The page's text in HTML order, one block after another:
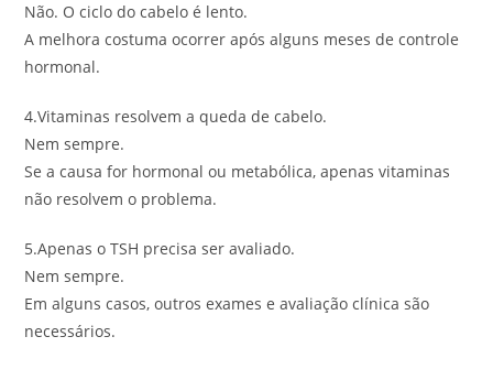
Não. O ciclo do cabelo é lento.
A melhora costuma ocorrer após alguns meses de controle
hormonal.
4.Vitaminas resolvem a queda de cabelo.
Nem sempre.
Se a causa for hormonal ou metabólica, apenas vitaminas
não resolvem o problema.
5.Apenas o TSH precisa ser avaliado.
Nem sempre.
Em alguns casos, outros exames e avaliação clínica são
necessários.